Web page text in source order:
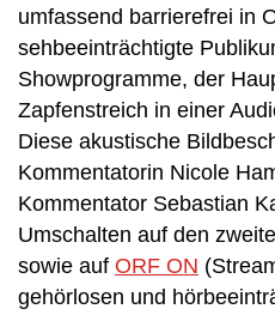
umfassend barrierefrei in
sehbeeinträchtigte
Showprogramme, der
Zapfenstreich in einer
Diese akustische
Kommentatorin Nicole
Kommentator Sebastian
Umschalten auf den
sowie auf ORF ON
gehörlosen und